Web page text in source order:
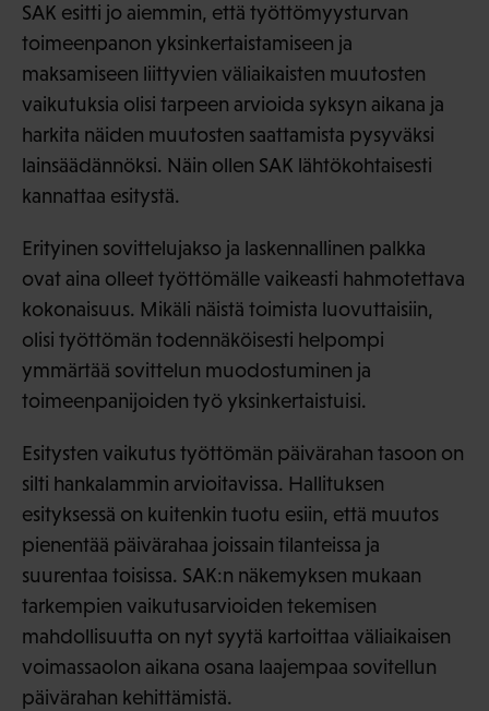
SAK esitti jo aiemmin, että työttömyysturvan
toimeenpanon yksinkertaistamiseen ja
maksamiseen liittyvien väliaikaisten muutosten
vaikutuksia olisi tarpeen arvioida syksyn aikana ja
harkita näiden muutosten saattamista pysyväksi
lainsäädännöksi. Näin ollen SAK lähtökohtaisesti
kannattaa esitystä.
Erityinen sovittelujakso ja laskennallinen palkka
ovat aina olleet työttömälle vaikeasti hahmotettava
kokonaisuus. Mikäli näistä toimista luovuttaisiin,
olisi työttömän todennäköisesti helpompi
ymmärtää sovittelun muodostuminen ja
toimeenpanijoiden työ yksinkertaistuisi.
Esitysten vaikutus työttömän päivärahan tasoon on
silti hankalammin arvioitavissa. Hallituksen
esityksessä on kuitenkin tuotu esiin, että muutos
pienentää päivärahaa joissain tilanteissa ja
suurentaa toisissa. SAK:n näkemyksen mukaan
tarkempien vaikutusarvioiden tekemisen
mahdollisuutta on nyt syytä kartoittaa väliaikaisen
voimassaolon aikana osana laajempaa sovitellun
päivärahan kehittämistä.